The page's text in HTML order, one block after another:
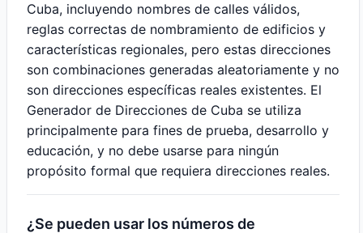
Cuba, incluyendo nombres de calles válidos,
reglas correctas de nombramiento de edificios y
características regionales, pero estas direcciones
son combinaciones generadas aleatoriamente y no
son direcciones específicas reales existentes. El
Generador de Direcciones de Cuba se utiliza
principalmente para fines de prueba, desarrollo y
educación, y no debe usarse para ningún
propósito formal que requiera direcciones reales.
¿Se pueden usar los números de